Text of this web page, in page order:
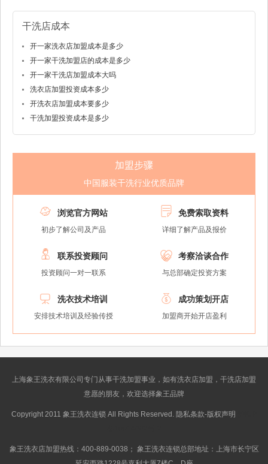
干洗店成本
开一家洗衣店加盟成本是多少
开一家干洗加盟店的成本是多少
开一家干洗店加盟成本大吗
洗衣店加盟投资成本多少
开洗衣店加盟成本要多少
干洗加盟投资成本是多少
加盟步骤
中国服装干洗行业优质品牌
 浏览官方网站
初步了解公司及产品
 免费索取资料
详细了解产品及报价
 联系投资顾问
投资顾问一对一联系
 考察洽谈合作
与总部确定投资方案
 洗衣技术培训
安排技术培训及经验传授
 成功策划开店
加盟商开始开店盈利
上海象王洗衣有限公司专门从事干洗加盟事业，如有洗衣店加盟，干洗店加盟
意愿的朋友，欢迎选择象王品牌
Copyright 2011 象王洗衣连锁 All Rights Reserved. 隐私条款-版权声明
象王洗衣店加盟热线：400-889-0038； 象王洗衣连锁总部地址：上海市长宁区